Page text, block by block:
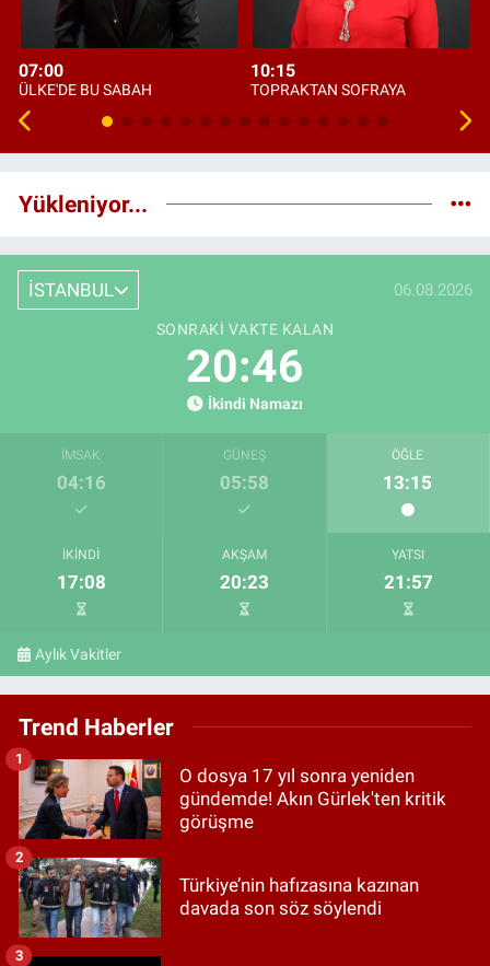
07:00
ÜLKE'DE BU SABAH
10:15
TOPRAKTAN SOFRAYA
Yükleniyor...
İSTANBUL 06.08.2026
SONRAKI VAKTE KALAN
20:44
İkindi Namazı
İMSAK
04:16
GÜNEŞ
05:58
ÖĞLE
13:15
İKINDI
17:08
AKŞAM
20:23
YATSI
21:57
Aylık Vakitler
Trend Haberler
O dosya 17 yıl sonra yeniden
gündemde! Akın Gürlek'ten kritik
görüşme
1
Türkiye’nin hafızasına kazınan
davada son söz söylendi
2
3